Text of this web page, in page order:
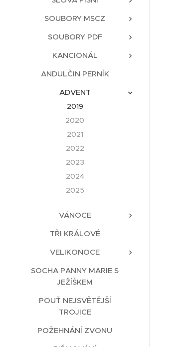
SOUBORY MSCZ
SOUBORY PDF
KANCIONÁL
ANDULČIN PERNÍK
ADVENT
2019
2020
2021
2022
2023
2024
2025
VÁNOCE
TŘI KRÁLOVÉ
VELIKONOCE
SOCHA PANNY MARIE S
JEŽÍŠKEM
POUŤ NEJSVĚTĚJŠÍ
TROJICE
POŽEHNÁNÍ ZVONU